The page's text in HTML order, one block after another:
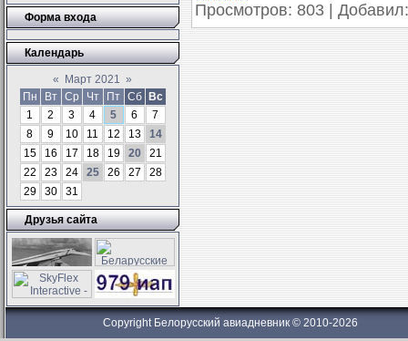
Форма входа
Календарь
« Март 2021 »
Пн
Вт Ср Чт Пт Сб
Вс
1
2 3 4 5 6
7
8
9 10 11 12 13
14
15
16 17 18 19 20
21
22
23 24 25 26 27
28
29
30 31
Друзья сайта
Просмотров: 803 Добавил:
Copyright Белорусский авиадневник © 2010-2026